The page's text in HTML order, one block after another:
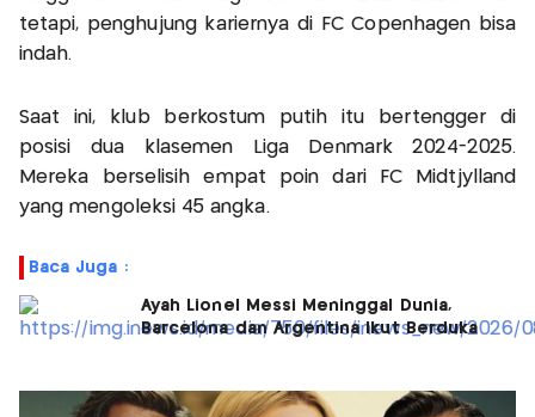
tetapi, penghujung kariernya di FC Copenhagen bisa
indah.
Saat ini, klub berkostum putih itu bertengger di
posisi dua klasemen Liga Denmark 2024-2025.
Mereka berselisih empat poin dari FC Midtjylland
yang mengoleksi 45 angka.
Baca Juga :
Ayah Lionel Messi Meninggal Dunia,
Barcelona dan Argentina Ikut Berduka